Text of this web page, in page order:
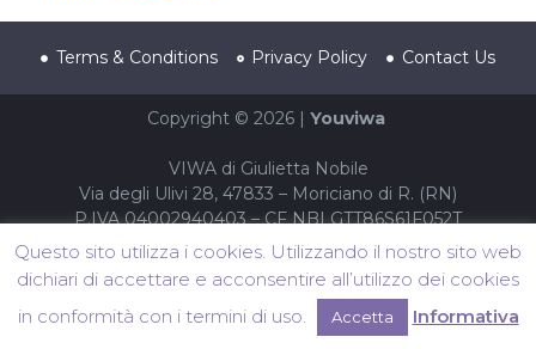
Terms & Conditions Privacy Policy Contact Us
Copyright © 2026 | Youviwa
VIWA di Giulietta Nobile
Via degli Ulivi 28, 47833 – Moriciano di R. (RN)
P.IVA 04002940403 – CF NBLGTT86S61F052T
Questo sito utilizza i cookies. Utilizzando il nostro sito web
dichiari di accettare e acconsentire all’utilizzo dei cookies
in conformità con i termini di uso.
Accetta Informativa